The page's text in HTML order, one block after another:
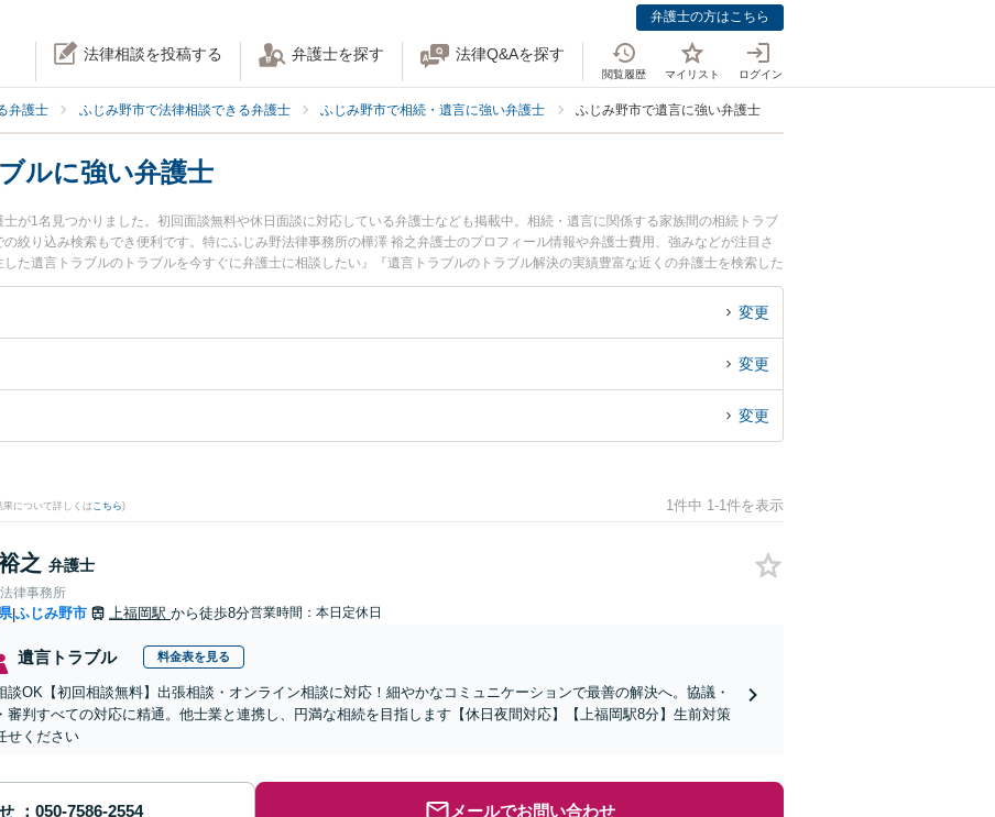
弁護士の方はこちら
法律相談を投稿する 弁護士を探す 法律Q&Aを探す
閲覧履歴 マイリスト ログイン
弁護士 ふじみ野市で法律相談できる弁護士 ふじみ野市で相続・遺言に強い弁護士 ふじみ野市で遺言に強い弁護士
ルに強い弁護士
が1名見つかりました。初回面談無料や休日面談に対応している弁護士なども掲載中。相続・遺言に関係する家族間の相続トラブ
絞り込み検索もでき便利です。特にふじみ野法律事務所の樺澤 裕之弁護士のプロフィール情報や弁護士費用、強みなどが注目さ
た遺言トラブルのトラブルを今すぐに弁護士に相談したい』『遺言トラブルのトラブル解決の実績豊富な近くの弁護士を検索した
きるふじみ野市内の弁護士に相談予約したい』などでお困りの相談者さんにおすすめです。
変更
変更
変更
果について詳しくは こちら) 1件中 1-1件を表示
之 弁護士
律事務所
|ふじみ野市 上福岡駅 から徒歩8分営業時間：本日定休日
遺言トラブル 料金表を見る
談OK【初回相談無料】出張相談・オンライン相談に対応！細やかなコミュニケーションで最善の解決へ。協議・
審判すべての対応に精通。他士業と連携し、円満な相続を目指します【休日夜間対応】【上福岡駅8分】生前対策
せください
メールでお問い合わせ